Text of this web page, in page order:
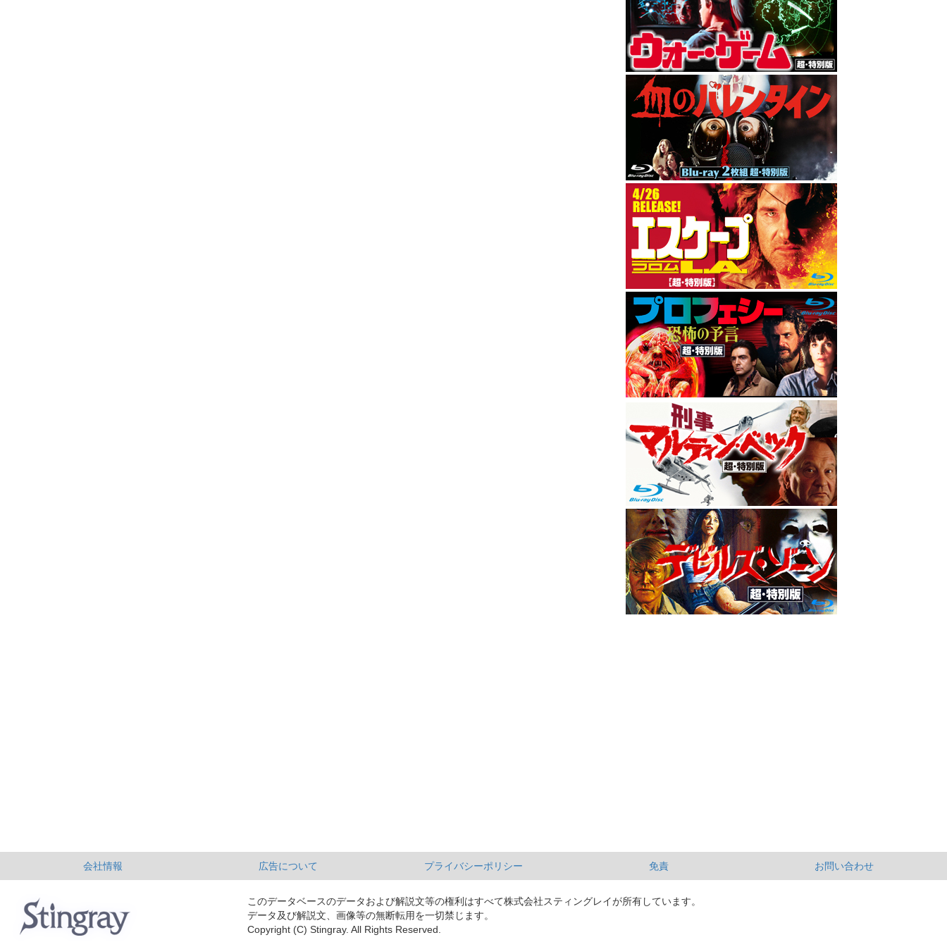
会社情報 広告について プライバシーポリシー 免責 お問い合わせ
このデータベースのデータおよび解説文等の権利はすべて株式会社スティングレイが所有しています。
データ及び解説文、画像等の無断転用を一切禁じます。
Copyright (C) Stingray. All Rights Reserved.